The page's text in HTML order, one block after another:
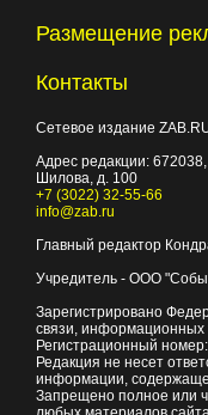
Размещение
Контакты
Сетевое издание
Адрес редакции: 672038
Шилова, д. 100
+7 (3022) 32-55-66
info@zab.ru
Главный редактор
Учредитель - ООО
Зарегистрировано
связи, информационных
Регистрационный
Редакция не несет
информации,
Запрещено полное или